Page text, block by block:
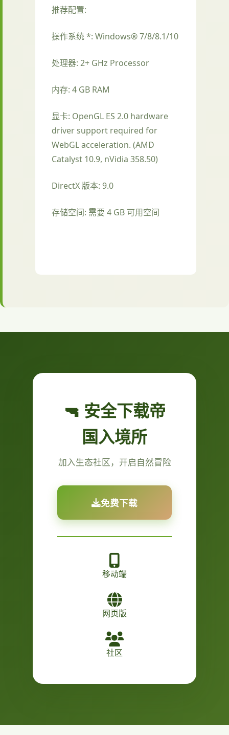
推荐配置:
操作系统 *: Windows® 7/8/8.1/10
处理器: 2+ GHz Processor
内存: 4 GB RAM
显卡: OpenGL ES 2.0 hardware
driver support required for
WebGL acceleration. (AMD
Catalyst 10.9, nVidia 358.50)
DirectX 版本: 9.0
存储空间: 需要 4 GB 可用空间
🔫 安全下载帝
国入境所
加入生态社区，开启自然冒险
免费下载
移动端
网页版
社区